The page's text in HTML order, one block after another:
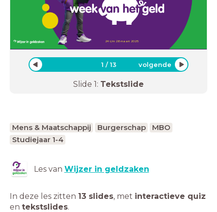
24 t/m 28 maart 2025
1 /13 volgende
Slide 1: Tekstslide
Mens & Maatschappij Burgerschap
MBO
Studiejaar 1-4
Les van Wijzer in geldzaken
In deze les zitten 13 slides, met interactieve quiz
en tekstslides.